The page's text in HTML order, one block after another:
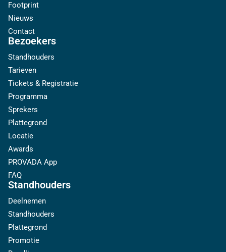
Footprint
Nieuws
Contact
Bezoekers
Standhouders
Tarieven
Tickets & Registratie
Programma
Sprekers
Plattegrond
Locatie
Awards
PROVADA App
FAQ
Standhouders
Deelnemen
Standhouders
Plattegrond
Promotie